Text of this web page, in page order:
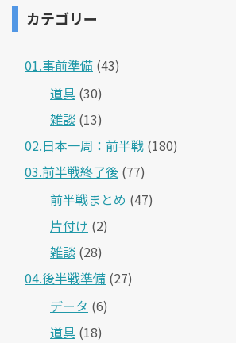
カテゴリー
01.事前準備 (43)
道具 (30)
雑談 (13)
02.日本一周：前半戦 (180)
03.前半戦終了後 (77)
前半戦まとめ (47)
片付け (2)
雑談 (28)
04.後半戦準備 (27)
データ (6)
道具 (18)